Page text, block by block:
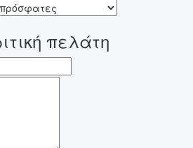
πελάτη